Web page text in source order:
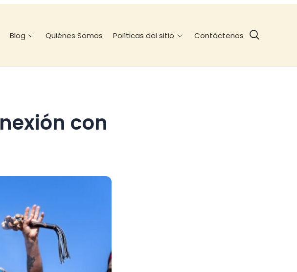
Blog Quiénes Somos Políticas del sitio Contáctenos